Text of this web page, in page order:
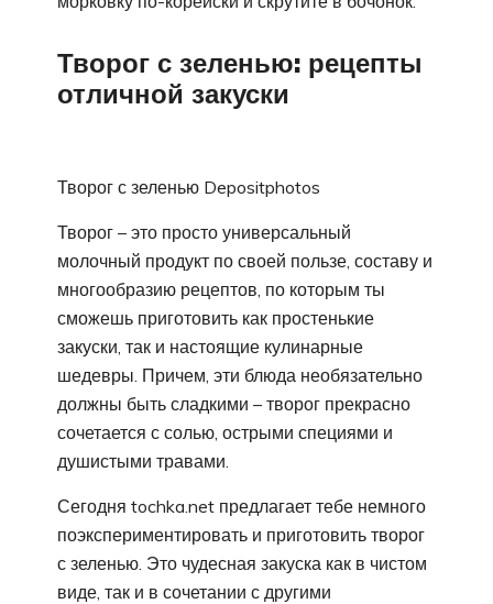
Творог с зеленью: рецепты
отличной закуски
Творог с зеленью Depositphotos
Творог – это просто универсальный
молочный продукт по своей пользе, составу и
многообразию рецептов, по которым ты
сможешь приготовить как простенькие
закуски, так и настоящие кулинарные
шедевры. Причем, эти блюда необязательно
должны быть сладкими – творог прекрасно
сочетается с солью, острыми специями и
душистыми травами.
Сегодня tochka.net предлагает тебе немного
поэкспериментировать и приготовить творог
с зеленью. Это чудесная закуска как в чистом
виде, так и в сочетании с другими